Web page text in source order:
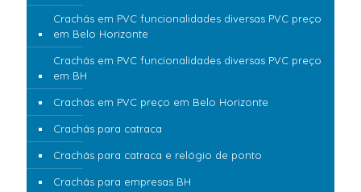
Crachás em PVC funcionalidades diversas PVC preço
em Belo Horizonte
Crachás em PVC funcionalidades diversas PVC preço
em BH
Crachás em PVC preço em Belo Horizonte
Crachás para catraca
Crachás para catraca e relógio de ponto
Crachás para empresas BH